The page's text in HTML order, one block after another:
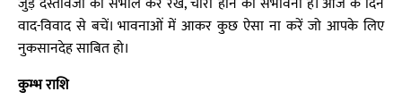
वाद-विवाद से बचें। भावनाओं में आकर कुछ ऐसा ना करें जो आपके लिए
नुकसानदेह साबित हो।
कुम्भ राशि